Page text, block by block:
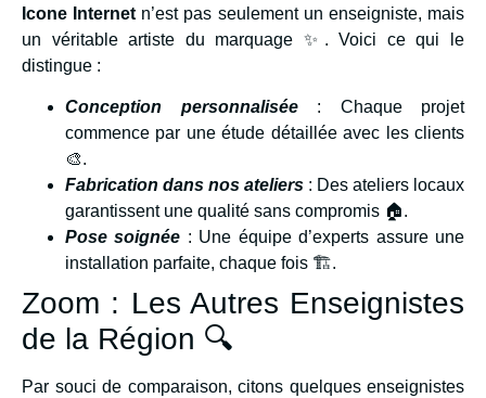
Icone Internet n’est pas seulement un enseigniste, mais
un véritable artiste du marquage ✨. Voici ce qui le
distingue :
Conception personnalisée: Chaque projet
commence par une étude détaillée avec les clients
🎨.
Fabrication dans nos ateliers : Des ateliers locaux
garantissent une qualité sans compromis 🏠.
Pose soignée : Une équipe d’experts assure une
installation parfaite, chaque fois 🏗️.
Zoom : Les Autres Enseignistes
de la Région 🔍
Par souci de comparaison, citons quelques enseignistes